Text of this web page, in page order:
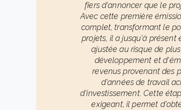
fiers d'annoncer que le
Avec cette première
complet, transformant le
projets, il a jusqu'à
ajustée au risque de
développement et
revenus provenant des
d'années de travail
d'investissement. Cette
exigeant, il permet